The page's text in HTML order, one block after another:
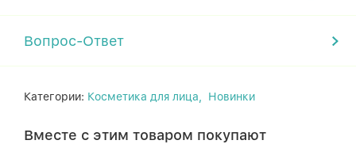
Вопрос-Ответ
Категории: Косметика для лица, Новинки
Вместе с этим товаром покупают